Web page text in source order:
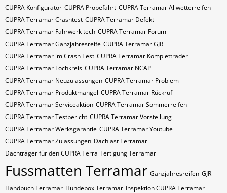
CUPRA Konfigurator CUPRA Probefahrt CUPRA Terramar Allwetterreifen
CUPRA Terramar Crashtest CUPRA Terramar Defekt
CUPRA Terramar Fahrwerk tech CUPRA Terramar Forum
CUPRA Terramar Ganzjahresreife CUPRA Terramar GJR
CUPRA Terramar im Crash Test CUPRA Terramar Kompletträder
CUPRA Terramar Lochkreis CUPRA Terramar NCAP
CUPRA Terramar Neuzulassungen CUPRA Terramar Problem
CUPRA Terramar Produktmangel CUPRA Terramar Rückruf
CUPRA Terramar Serviceaktion CUPRA Terramar Sommerreifen
CUPRA Terramar Testbericht CUPRA Terramar Vorstellung
CUPRA Terramar Werksgarantie CUPRA Terramar Youtube
CUPRA Terramar Zulassungen Dachlast Terramar
Dachträger für den CUPRA Terra Fertigung Terramar
Fussmatten Terramar Ganzjahresreifen GJR
Handbuch Terramar Hundebox Terramar Inspektion CUPRA Terramar